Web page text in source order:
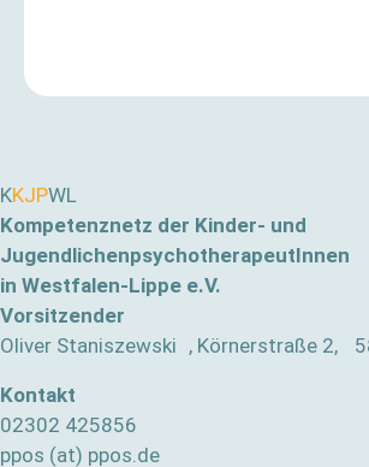
KKJPWL
Kompetenznetz der Kinder- und
JugendlichenpsychotherapeutInnen
in Westfalen-Lippe e.V.
Vorsitzender
Oliver Staniszewski , Körnerstraße 2,
Kontakt
02302 425856
ppos (at) ppos.de